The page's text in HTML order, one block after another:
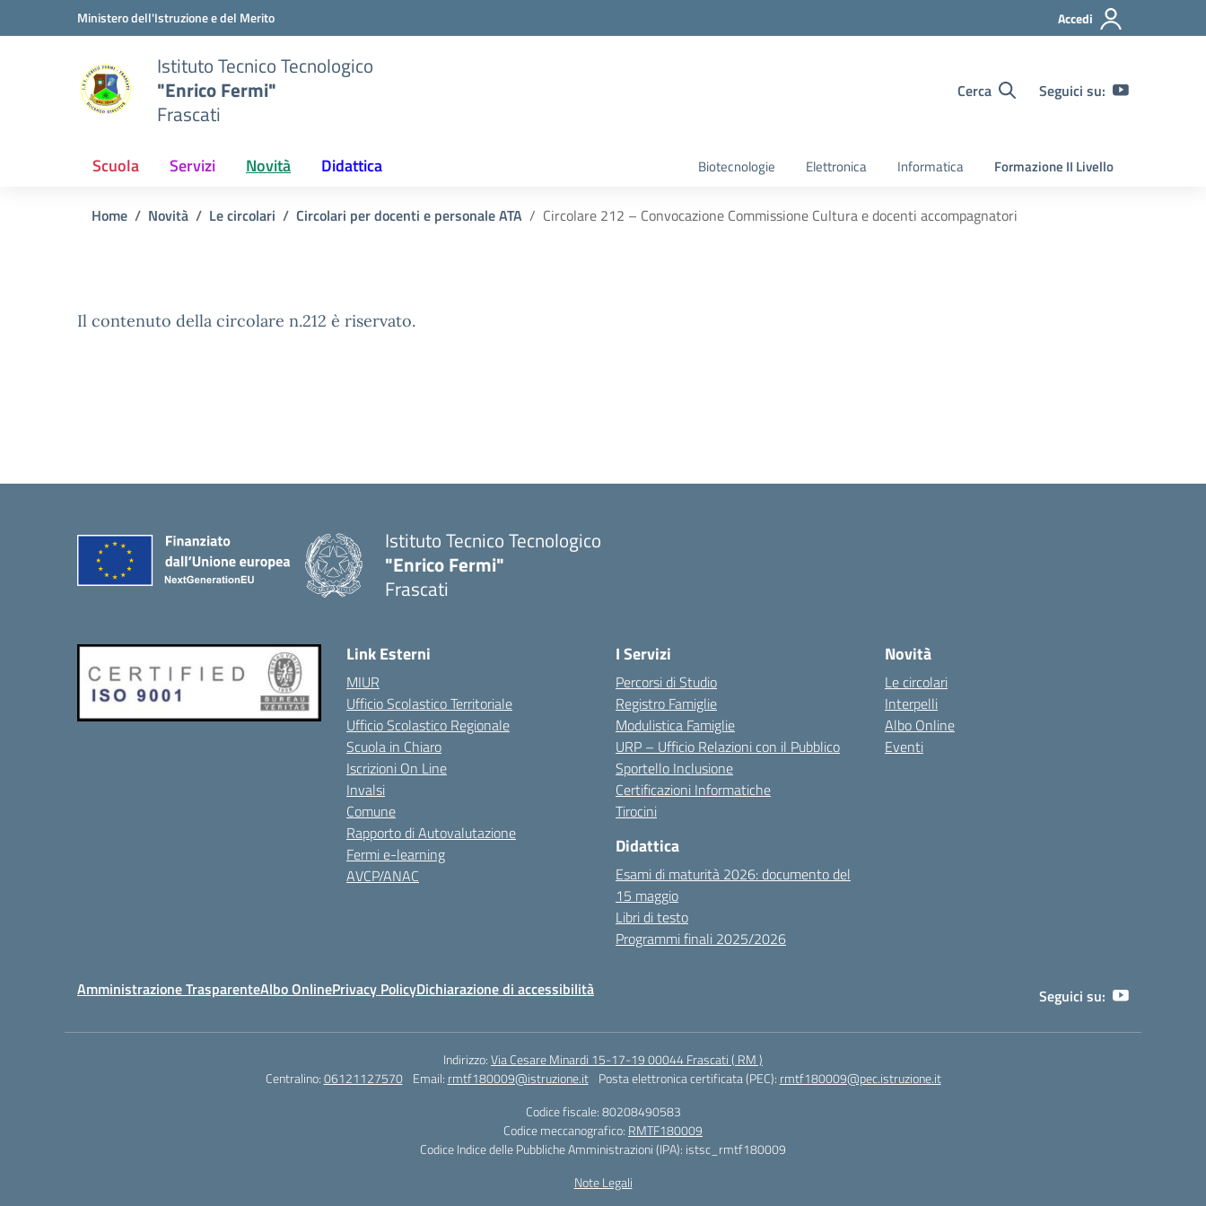
Vai ai contenuti
Vai al menu di navigazioneMinistero dell'Istruzione e del Merito Accedi
Istituto Tecnico Tecnologico
"Enrico Fermi"
Frascati
Cerca Seguici su:
Scuola Servizi Novità Didattica Biotecnologie Elettronica Informatica Formazione II Livello
Home Novità Le circolari Circolari per docenti e personale ATA Circolare 212 – Convocazione Commissione Cultura e docenti accompagnatori
Il contenuto della circolare n.212 è riservato.
Istituto Tecnico Tecnologico
"Enrico Fermi"
Frascati
Link Esterni
MIUR
Ufficio Scolastico Territoriale
Ufficio Scolastico Regionale
Scuola in Chiaro
Iscrizioni On Line
Invalsi
Comune
Rapporto di Autovalutazione
Fermi e-learning
AVCP/ANAC
I Servizi
Percorsi di Studio
Registro Famiglie
Modulistica Famiglie
URP – Ufficio Relazioni con il Pubblico
Sportello Inclusione
Certificazioni Informatiche
Tirocini
Didattica
Esami di maturità 2026: documento del
15 maggio
Libri di testo
Programmi finali 2025/2026
Novità
Le circolari
Interpelli
Albo Online
Eventi
Amministrazione TrasparenteAlbo OnlinePrivacy PolicyDichiarazione di accessibilità Seguici su:
Indirizzo:Via Cesare Minardi 15-17-19 00044 Frascati ( RM )
Centralino:06121127570 Email: rmtf180009@istruzione.it Posta elettronica certificata (PEC): rmtf180009@pec.istruzione.it
Codice fiscale: 80208490583
Codice meccanografico: RMTF180009
Codice Indice delle Pubbliche Amministrazioni (IPA): istsc_rmtf180009
Note Legali